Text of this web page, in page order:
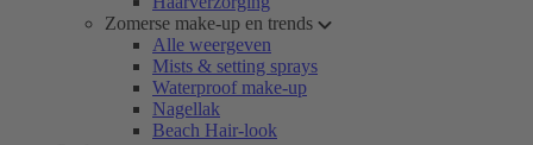
Zomerse make-up en trends
Alle weergeven
Mists & setting sprays
Waterproof make-up
Nagellak
Beach Hair-look